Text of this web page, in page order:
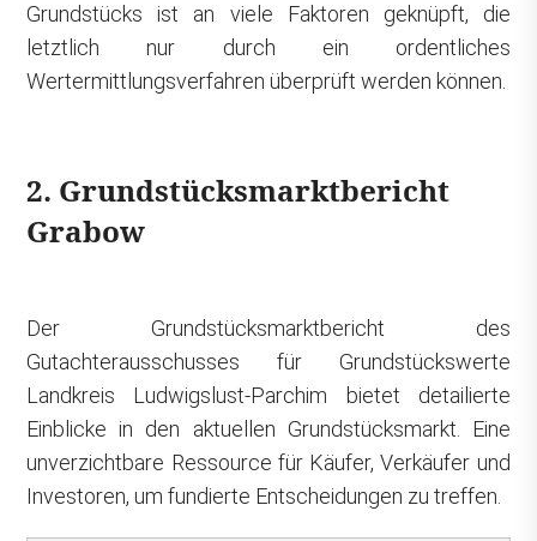
Grundstücks ist an viele Faktoren geknüpft, die
letztlich nur durch ein ordentliches
Wertermittlungsverfahren überprüft werden können.
2. Grundstücksmarktbericht
Grabow
Der Grundstücksmarktbericht des
Gutachterausschusses für Grundstückswerte
Landkreis Ludwigslust-Parchim bietet detailierte
Einblicke in den aktuellen Grundstücksmarkt. Eine
unverzichtbare Ressource für Käufer, Verkäufer und
Investoren, um fundierte Entscheidungen zu treffen.